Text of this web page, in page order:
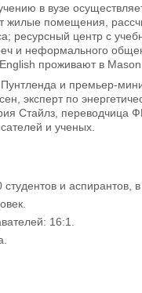
в вузе
жилые помещения,
ресурсный центр с
и неформального
проживают в Mason
Пунтленда и премьер-
эксперт по
Стайлз,
и ученых.
и аспирантов,
16:1.